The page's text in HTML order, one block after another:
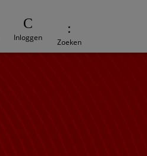
Inloggen Zoeken